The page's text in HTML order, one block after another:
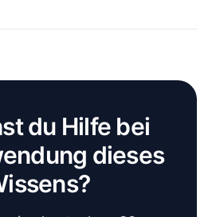
du Hilfe bei
dieses